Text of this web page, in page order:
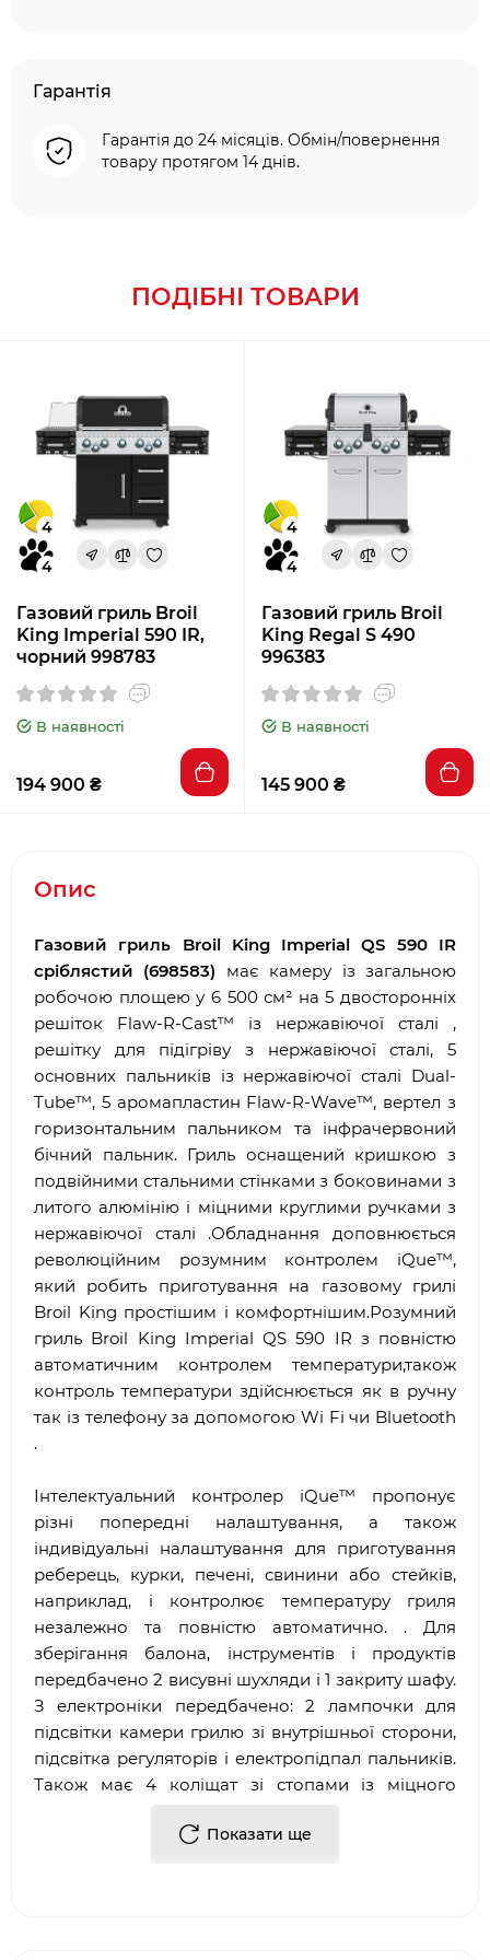
Гарантія
Гарантія до 24 місяців. Обмін/повернення
товару протягом 14 днів.
ПОДІБНІ ТОВАРИ
4
4
Газовий гриль Broil
King Imperial 590 IR,
чорний 998783
В наявності
194 900 ₴
4
4
Газовий гриль Broil
King Regal S 490
996383
В наявності
145 900 ₴
Опис
Газовий гриль Broil King Imperial QS 590 IR
сріблястий (698583) має камеру із загальною
робочою площею у 6 500 см² на 5 двосторонніх
решіток Flaw-R-Cast™ із нержавіючої сталі ,
решітку для підігріву з нержавіючої сталі, 5
основних пальників із нержавіючої сталі Dual-
Tube™, 5 аромапластин Flaw-R-Wave™, вертел з
горизонтальним пальником та інфрачервоний
бічний пальник. Гриль оснащений кришкою з
подвійними стальними стінками з боковинами з
литого алюмінію і міцними круглими ручками з
нержавіючої сталі .Обладнання доповнюється
революційним розумним контролем iQue™,
який робить приготування на газовому грилі
Broil King простішим і комфортнішим.Розумний
гриль Broil King Imperial QS 590 IR з повністю
автоматичним контролем температури,також
контроль температури здійснюється як в ручну
так із телефону за допомогою Wi Fi чи Bluetooth
.
Інтелектуальний контролер iQue™ пропонує
різні попередні налаштування, а також
індивідуальні налаштування для приготування
реберець, курки, печені, свинини або стейків,
наприклад, і контролює температуру гриля
незалежно та повністю автоматично. . Для
зберігання балона, інструментів і продуктів
передбачено 2 висувні шухляди і 1 закриту шафу.
З електроніки передбачено: 2 лампочки для
підсвітки камери грилю зі внутрішньої сторони,
підсвітка регуляторів і електропідпал пальників.
Також має 4 коліщат зі стопами із міцного
регулювання висоти з передньої сторони грилю.
Показати ще